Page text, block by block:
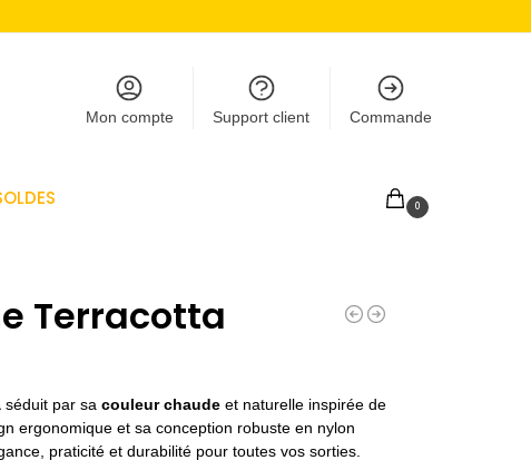
Mon compte Support client Commande
0
Terracotta
séduit par sa couleur chaudeet naturelle inspirée de
ergonomique et sa conception robuste en nylon
praticité et durabilité pour toutes vos sorties.